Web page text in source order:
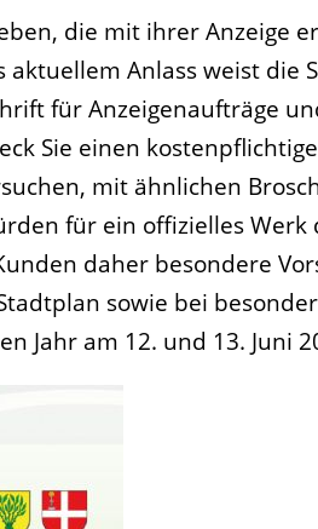
die mit ihrer Anzeige
Anlass weist die
für Anzeigenaufträge
Sie einen
mit ähnlichen
für ein offizielles
daher besondere
sowie bei
Jahr am 12. und 13. Juni